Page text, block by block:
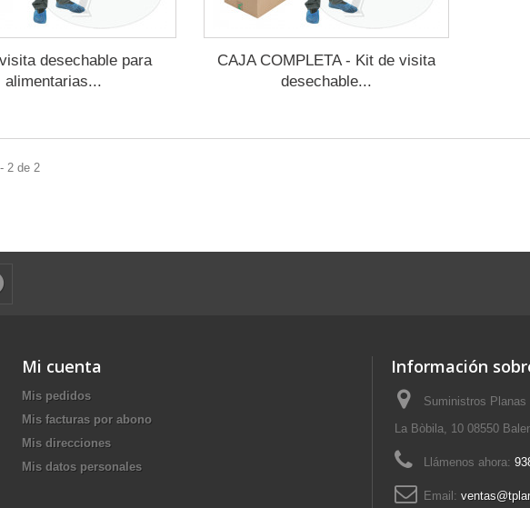
desechable para
alimentarias...
CAJA COMPLETA - Kit de visita
desechable...
2 de 2
Mi cuenta
Mis pedidos
Mis facturas por abono
Mis direcciones
Mis datos personales
Información
Suministros
La Bòbila, 10 08550
Llámenos ahora:
Email: